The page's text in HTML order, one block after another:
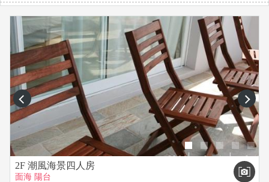
prev next
2F 潮風海景四人房
面海 陽台